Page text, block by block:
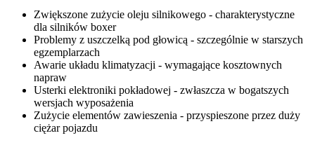
Zwiększone zużycie oleju silnikowego - charakterystyczne
dla silników boxer
Problemy z uszczelką pod głowicą - szczególnie w starszych
egzemplarzach
Awarie układu klimatyzacji - wymagające kosztownych
napraw
Usterki elektroniki pokładowej - zwłaszcza w bogatszych
wersjach wyposażenia
Zużycie elementów zawieszenia - przyspieszone przez duży
ciężar pojazdu